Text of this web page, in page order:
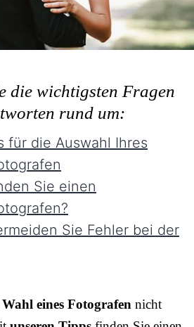
die wichtigsten Fragen
rund um:
für die Auswahl Ihres
Sie einen
Sie Fehler bei der
eines Fotografen nicht